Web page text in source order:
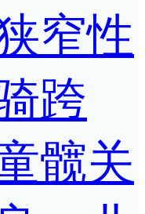
窄性
跨
髋关